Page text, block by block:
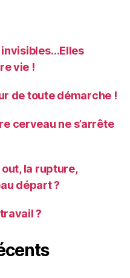
invisibles…Elles
vie !
de toute démarche !
cerveau ne s’arrête
la rupture,
départ ?
?